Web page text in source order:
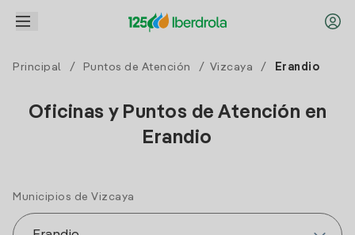
Principal / Puntos de Atención / Vizcaya / Erandio
Oficinas y Puntos de Atención en
Erandio
Municipios de Vizcaya